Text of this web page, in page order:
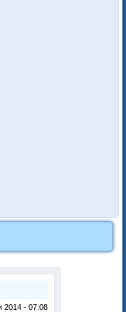
2014 - 07:08